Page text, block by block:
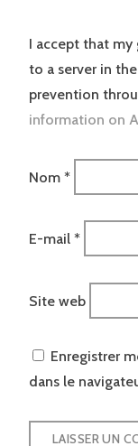
I accept that my
to a server in
prevention
information on
Nom *
E-mail *
Site web
Enregistrer
dans le